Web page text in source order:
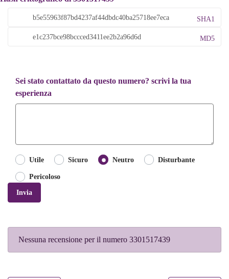
SHA1
MD5
Sei stato contattato da questo numero? scrivi la tua
esperienza
Utile Sicuro Neutro Disturbante
Pericoloso
Invia
Nessuna recensione per il numero 3301517439